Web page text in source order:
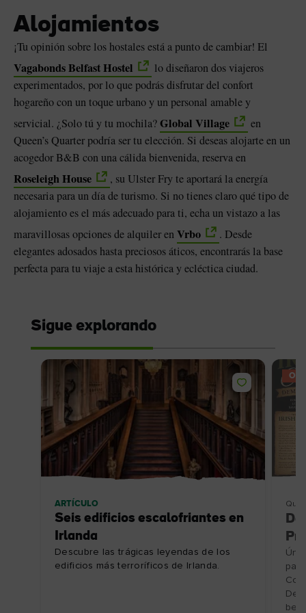
Alojamientos
¡Tu opinión sobre los hostales está a punto de cambiar! El
Vagabonds Belfast Hostel
lo diseñaron dos viajeros
experimentados, por lo que podrás disfrutar del confort
hogareño con un toque urbano y un personal amable y
servicial. ¿Solo tú y tu mochila?Global Village
en
Queen’s Quarter podría ser tu elección. Si deseas alojarte en un
acogedor B&B con una cálida bienvenida, reserva en
Roseleigh House
, su Ulster Fry te aportará la energía
necesaria para un día de turismo. Si no tienes claro qué tipo de
alojamiento es el más adecuado para ti, echa un vistazo a las
maravillosas opciones de alquiler enVrbo
. Desde
elegantes adosados hasta preciosos áticos, encontrarás la base
perfecta para tu viaje a esta histórica y ecléctica ciudad.
Sigue explorando
ARTÍCULO
Seis edificios escalofriantes en
Irlanda
Descubre las trágicas leyendas de los
edificios más terroríficos de Irlanda.
Qué